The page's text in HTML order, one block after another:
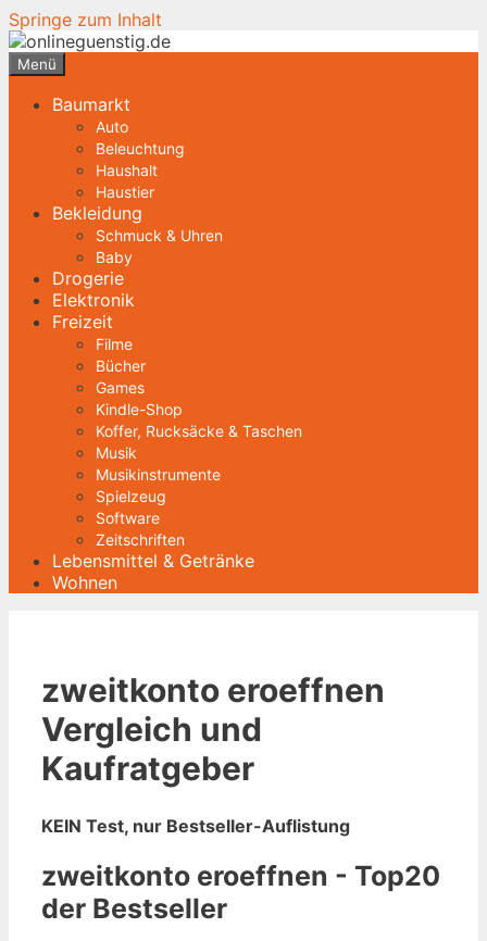
Springe zum Inhalt
Menü
Baumarkt
Auto
Beleuchtung
Haushalt
Haustier
Bekleidung
Schmuck & Uhren
Baby
Drogerie
Elektronik
Freizeit
Filme
Bücher
Games
Kindle-Shop
Koffer, Rucksäcke & Taschen
Musik
Musikinstrumente
Spielzeug
Software
Zeitschriften
Lebensmittel & Getränke
Wohnen
zweitkonto eroeffnen
Vergleich und
Kaufratgeber
KEIN Test, nur Bestseller-Auflistung
zweitkonto eroeffnen - Top20
der Bestseller